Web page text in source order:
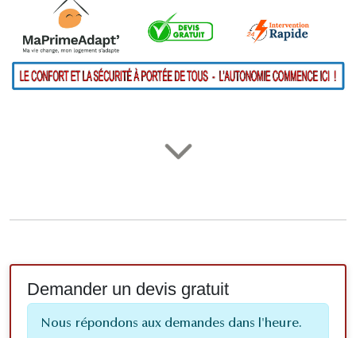
Demander un devis gratuit
Nous répondons aux demandes dans l'heure.